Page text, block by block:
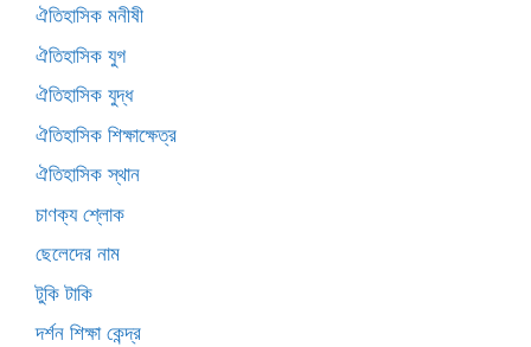
ঐতিহাসিক মনীষী
ঐতিহাসিক যুগ
ঐতিহাসিক যুদ্ধ
ঐতিহাসিক শিক্ষাক্ষেত্র
ঐতিহাসিক স্থান
চাণক্য শ্লোক
ছেলেদের নাম
টুকি টাকি
দর্শন শিক্ষা কেন্দ্র